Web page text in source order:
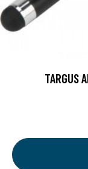
TARGUS